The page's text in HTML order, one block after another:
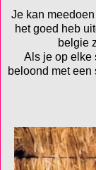
Je kan
het goed heb
belgie
Als je op elke
beloond met